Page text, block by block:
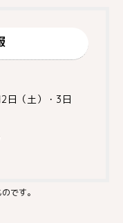
日（土）・3日
です。